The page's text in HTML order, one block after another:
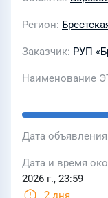
Регион
Заказчик РУП
Наименование
Дата объявления
Дата и время
2026 г., 23:59
2 дня